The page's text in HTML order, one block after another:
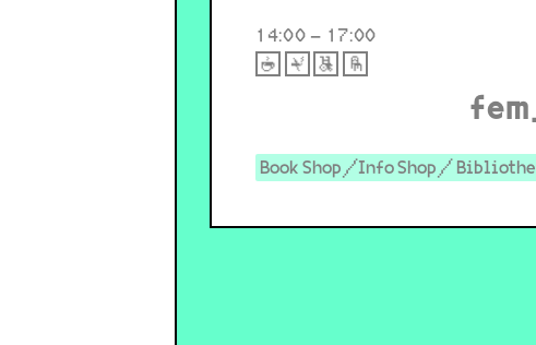
14:00 – 17:00
Book Shop/Info Shop/